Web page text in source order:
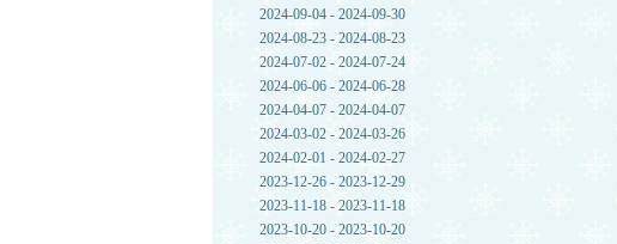
2024-09-04 - 2024-09-30
2024-08-23 - 2024-08-23
2024-07-02 - 2024-07-24
2024-06-06 - 2024-06-28
2024-04-07 - 2024-04-07
2024-03-02 - 2024-03-26
2024-02-01 - 2024-02-27
2023-12-26 - 2023-12-29
2023-11-18 - 2023-11-18
2023-10-20 - 2023-10-20